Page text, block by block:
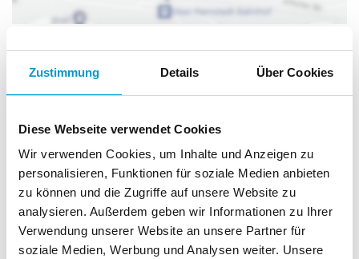
Zustimmung Details Über Cookies
Diese Webseite verwendet Cookies
Wir verwenden Cookies, um Inhalte und Anzeigen zu
personalisieren, Funktionen für soziale Medien anbieten
zu können und die Zugriffe auf unsere Website zu
analysieren. Außerdem geben wir Informationen zu Ihrer
Verwendung unserer Website an unsere Partner für
soziale Medien, Werbung und Analysen weiter. Unsere
Farben Lederer
GmbH
Kirchengasse 14